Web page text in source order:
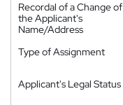
Recordal of a Change of
the Applicant's
Name/Address
Type of Assignment
Applicant's Legal Status